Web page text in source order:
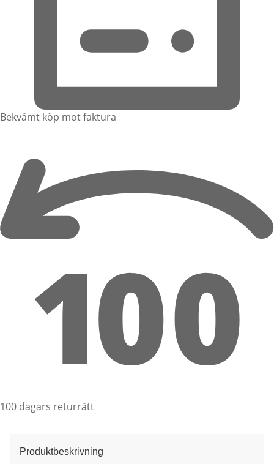
Bekvämt köp mot faktura
100 dagars returrätt
Produktbeskrivning